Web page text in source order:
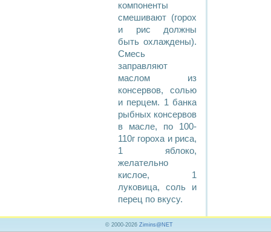
компоненты
смешивают (горох
и рис должны
быть охлаждены).
Смесь
заправляют
маслом из
консервов, солью
и перцем. 1 банка
рыбных консервов
в масле, по 100-
110г гороха и риса,
1 яблоко,
желательно
кислое, 1
луковица, соль и
перец по вкусу.
© 2000-2026 Zimins@NET